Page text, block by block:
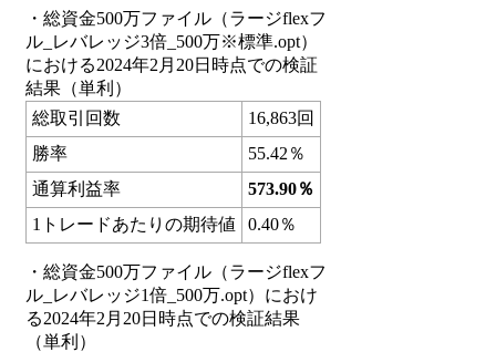
・総資金500万ファイル（ラージflexフ
ル_レバレッジ3倍_500万※標準.opt）
における2024年2月20日時点での検証
結果（単利）
総取引回数
16,863回
勝率
55.42％
通算利益率
573.90％
1トレードあたりの期待値
0.40％
・総資金500万ファイル（ラージflexフ
ル_レバレッジ1倍_500万.opt）におけ
る2024年2月20日時点での検証結果
（単利）